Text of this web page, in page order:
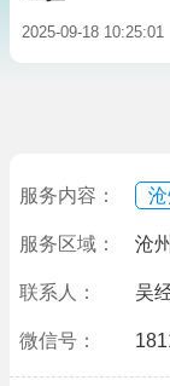
2025-09-18 10:25:01
服务内容：
服务区域： 沧
联系人： 吴
微信号：